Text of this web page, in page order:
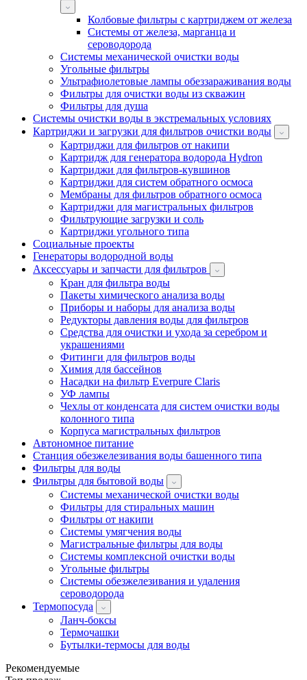
Колбовые фильтры с картриджем от железа
Системы от железа, марганца и
сероводорода
Системы механической очистки воды
Угольные фильтры
Ультрафиолетовые лампы обеззараживания воды
Фильтры для очистки воды из скважин
Фильтры для душа
Системы очистки воды в экстремальных условиях
Картриджи и загрузки для фильтров очистки воды
Картриджи для фильтров от накипи
Картридж для генератора водорода Hydron
Картриджи для фильтров-кувшинов
Картриджи для систем обратного осмоса
Мембраны для фильтров обратного осмоса
Картриджи для магистральных фильтров
Фильтрующие загрузки и соль
Картриджи угольного типа
Социальные проекты
Генераторы водородной воды
Аксессуары и запчасти для фильтров
Кран для фильтра воды
Пакеты химического анализа воды
Приборы и наборы для анализа воды
Редукторы давления воды для фильтров
Средства для очистки и ухода за серебром и
украшениями
Фитинги для фильтров воды
Химия для бассейнов
Насадки на фильтр Everpure Claris
УФ лампы
Чехлы от конденсата для систем очистки воды
колонного типа
Корпуса магистральных фильтров
Автономное питание
Станция обезжелезивания воды башенного типа
Фильтры для воды
Фильтры для бытовой воды
Системы механической очистки воды
Фильтры для стиральных машин
Фильтры от накипи
Системы умягчения воды
Магистральные фильтры для воды
Системы комплексной очистки воды
Угольные фильтры
Системы обезжелезивания и удаления
сероводорода
Термопосуда
Ланч-боксы
Термочашки
Бутылки-термосы для воды
Рекомендуемые